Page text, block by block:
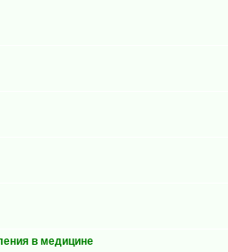
в медицине